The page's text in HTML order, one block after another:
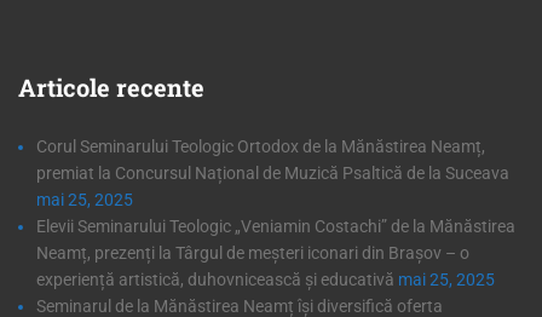
Articole recente
Corul Seminarului Teologic Ortodox de la Mănăstirea Neamț,
premiat la Concursul Național de Muzică Psaltică de la Suceava
mai 25, 2025
Elevii Seminarului Teologic „Veniamin Costachi” de la Mănăstirea
Neamț, prezenți la Târgul de meșteri iconari din Brașov – o
experiență artistică, duhovnicească și educativă mai 25, 2025
Seminarul de la Mănăstirea Neamț își diversifică oferta